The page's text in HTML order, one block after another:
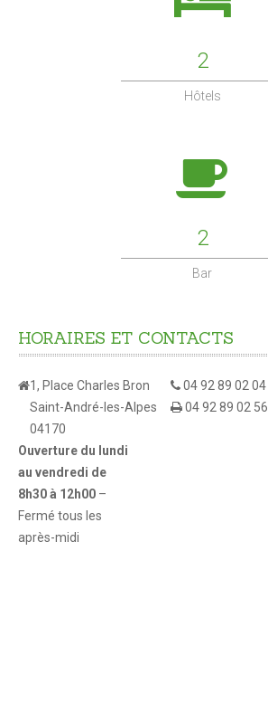
2
Hôtels
2
Bar
HORAIRES ET CONTACTS
1, Place Charles Bron
Saint-André-les-Alpes
04170
04 92 89 02 04
04 92 89 02 56
Ouverture du lundi
au vendredi de
8h30 à 12h00 –
Fermé tous les
après-midi